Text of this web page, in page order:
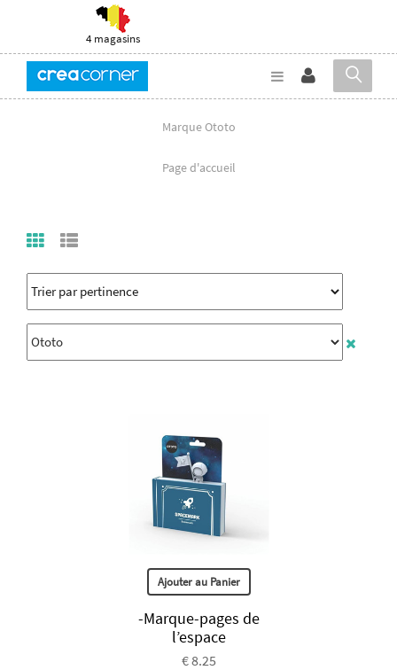
4 magasins
Marque Ototo
Page d'accueil
Ajouter au Panier
-Marque-pages de
l’espace
€ 8.25